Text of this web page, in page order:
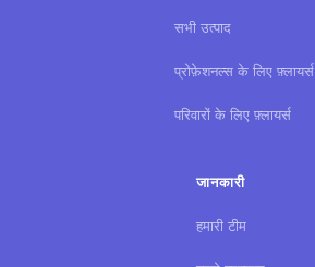
सभी उत्पाद
प्रोफ़ेशनल्स के लिए फ़्लायर्स
परिवारों के लिए फ़्लायर्स
जानकारी
हमारी टीम